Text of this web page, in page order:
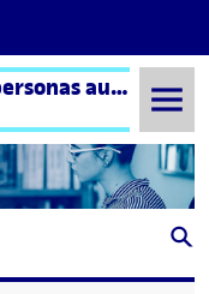
Diseño centrado en las personas aula 4